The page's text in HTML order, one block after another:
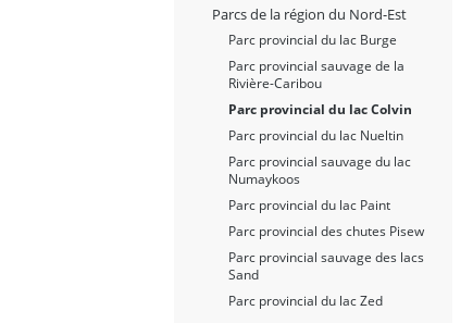
Parcs de la région du Nord-Est
Parc provincial du lac Burge
Parc provincial sauvage de la
Rivière-Caribou
Parc provincial du lac Colvin
Parc provincial du lac Nueltin
Parc provincial sauvage du lac
Numaykoos
Parc provincial du lac Paint
Parc provincial des chutes Pisew
Parc provincial sauvage des lacs
Sand
Parc provincial du lac Zed